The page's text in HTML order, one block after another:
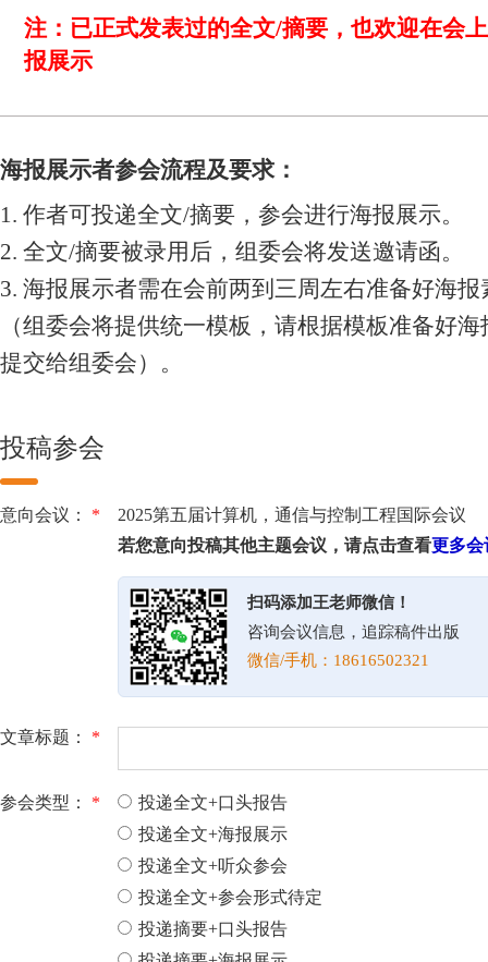
注：已正式发表过的全文/摘要，也欢迎在会
报展示
海报展示者参会流程及要求：
1. 作者可投递全文/摘要，参会进行海报展示。
2. 全文/摘要被录用后，组委会将发送邀请函。
3. 海报展示者需在会前两到三周左右准备好海报
（组委会将提供统一模板，请根据模板准备好
提交给组委会）。
投稿参会
意向会议： *
2025第五届计算机，通信与控制工程国际会议
若您意向投稿其他主题会议，请点击查看更多会
扫码添加王老师微信！
咨询会议信息，追踪稿件出版
微信/手机：18616502321
文章标题： *
参会类型： *
投递全文+口头报告
投递全文+海报展示
投递全文+听众参会
投递全文+参会形式待定
投递摘要+口头报告